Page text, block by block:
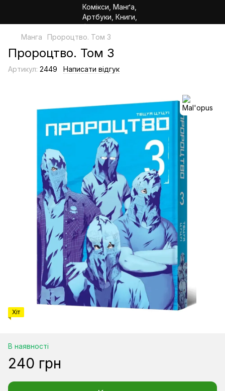
Манга Пророцтво. Том 3
Пророцтво. Том 3
Артикул: 2449 Написати відгук
Хіт
В наявності
240 грн